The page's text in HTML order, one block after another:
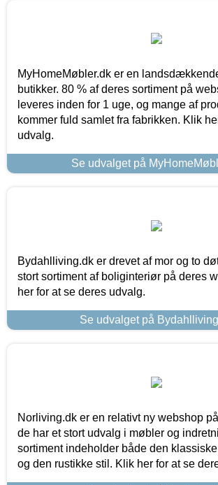
MyHomeMøbler.dk er en
butikker. 80 % af deres sortiment på
leveres inden for 1 uge, og mange af
kommer fuld samlet fra fabrikken. Klik
udvalg.
Se udvalget på
Bydahlliving.dk er drevet af mor og to
stort sortiment af boliginteriør på deres
her for at se deres udvalg.
Se udvalget på
Norliving.dk er en relativt ny webshop
de har et stort udvalg i møbler og
sortiment indeholder både den
og den rustikke stil. Klik her for at se